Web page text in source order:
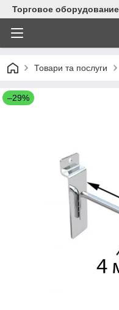
Торговое
Товари та послуги
–29%